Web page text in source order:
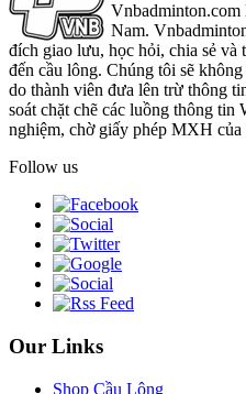
Vnbadminton.com
Nam.
đích giao lưu, học hỏi, chia sẻ và
đến cầu lông. Chúng tôi sẽ
do thành viên đưa lên trừ thông
soát chặt chẽ các luồng thông tin
nghiệm, chờ giấy phép MXH
Follow us
Our Links
Shop Cầu Lông